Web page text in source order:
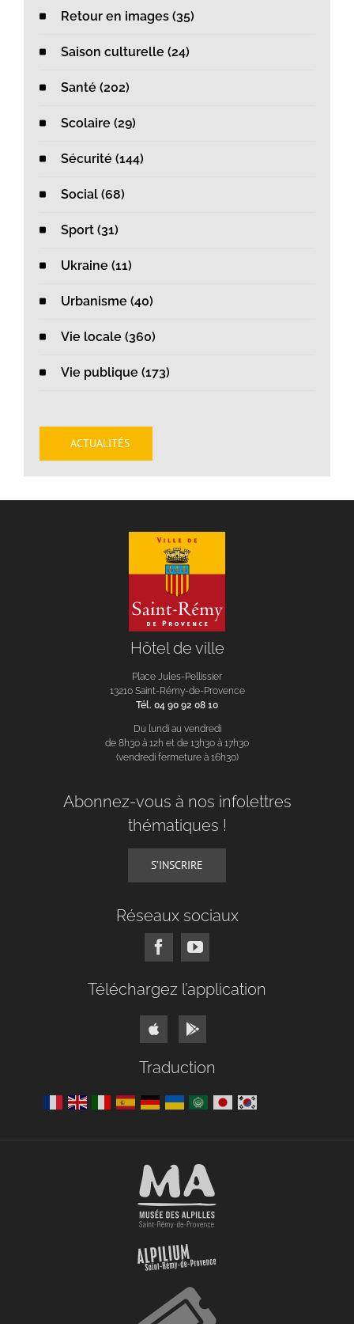
Retour en images (35)
Saison culturelle (24)
Santé (202)
Scolaire (29)
Sécurité (144)
Social (68)
Sport (31)
Ukraine (11)
Urbanisme (40)
Vie locale (360)
Vie publique (173)
ACTUALITÉS
Hôtel de ville
Place Jules-Pellissier
13210 Saint-Rémy-de-Provence
Tél. 04 90 92 08 10
Du lundi au vendredi
de 8h30 à 12h et de 13h30 à 17h30
(vendredi fermeture à 16h30)
Abonnez-vous à nos infolettres
thématiques !
S’INSCRIRE
Réseaux sociaux
Téléchargez l’application
Traduction